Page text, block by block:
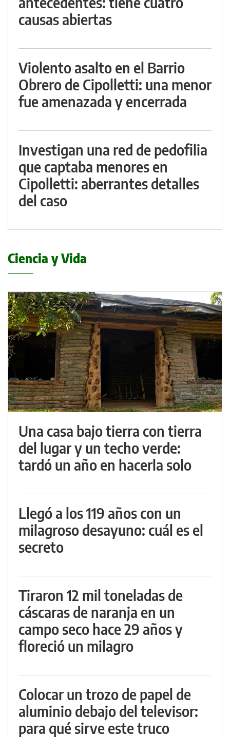
causas abiertas
Violento asalto en el Barrio
Obrero de Cipolletti: una menor
fue amenazada y encerrada
Investigan una red de pedofilia
que captaba menores en
Cipolletti: aberrantes detalles
del caso
Ciencia y Vida
Una casa bajo tierra con tierra
del lugar y un techo verde:
tardó un año en hacerla solo
Llegó a los 119 años con un
milagroso desayuno: cuál es el
secreto
Tiraron 12 mil toneladas de
cáscaras de naranja en un
campo seco hace 29 años y
floreció un milagro
Colocar un trozo de papel de
aluminio debajo del televisor:
para qué sirve este truco